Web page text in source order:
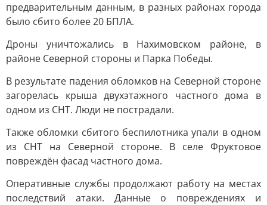
предварительным данным, в разных районах города
было сбито более 20 БПЛА.
Дроны уничтожались в Нахимовском районе, в
районе Северной стороны и Парка Победы.
В результате падения обломков на Северной стороне
загорелась крыша двухэтажного частного дома в
одном из СНТ. Люди не пострадали.
Также обломки сбитого беспилотника упали в одном
из СНТ на Северной стороне. В селе Фруктовое
повреждён фасад частного дома.
Оперативные службы продолжают работу на местах
последствий атаки. Данные о повреждениях и